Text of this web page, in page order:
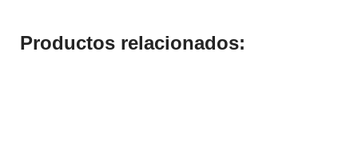
Productos relacionados: